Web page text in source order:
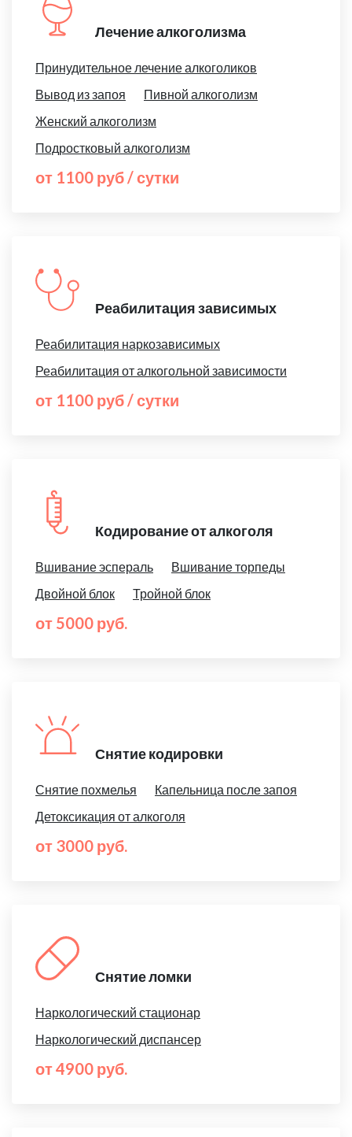
Лечение алкоголизма
Принудительное лечение алкоголиков
Вывод из запоя
Пивной алкоголизм
Женский алкоголизм
Подростковый алкоголизм
от 1100 руб / сутки
Реабилитация зависимых
Реабилитация наркозависимых
Реабилитация от алкогольной зависимости
от 1100 руб / сутки
Кодирование от алкоголя
Вшивание эспераль
Вшивание торпеды
Двойной блок
Тройной блок
от 5000 руб.
Снятие кодировки
Снятие похмелья
Капельница после запоя
Детоксикация от алкоголя
от 3000 руб.
Снятие ломки
Наркологический стационар
Наркологический диспансер
от 4900 руб.